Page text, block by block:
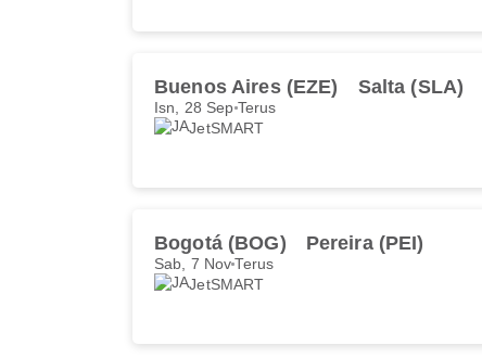
Buenos Aires (EZE) Salta (SLA)
Isn, 28 Sep Terus
JetSMART
Bogotá (BOG) Pereira (PEI)
Sab, 7 NovTerus
JetSMART